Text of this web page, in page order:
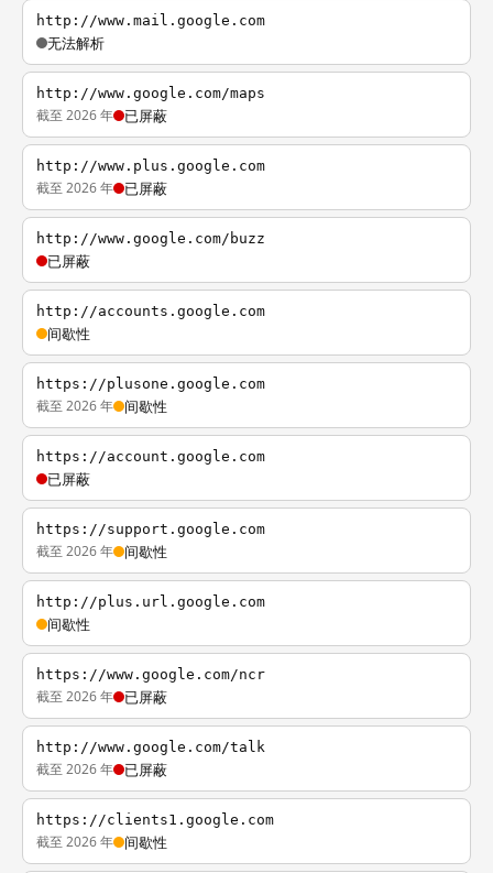
http://www.mail.google.com
无法解析
http://www.google.com/maps
截至 2026 年 已屏蔽
http://www.plus.google.com
截至 2026 年 已屏蔽
http://www.google.com/buzz
已屏蔽
http://accounts.google.com
间歇性
https://plusone.google.com
截至 2026 年 间歇性
https://account.google.com
已屏蔽
https://support.google.com
截至 2026 年 间歇性
http://plus.url.google.com
间歇性
https://www.google.com/ncr
截至 2026 年 已屏蔽
http://www.google.com/talk
截至 2026 年 已屏蔽
https://clients1.google.com
截至 2026 年 间歇性